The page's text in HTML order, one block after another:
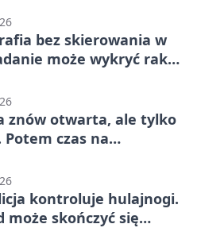
bez skierowania w
może wykryć raka,
znów otwarta, ale tylko
czas na
kontroluje hulajnogi.
może skończyć się